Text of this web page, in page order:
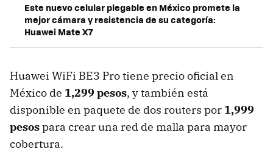
Este nuevo celular plegable en México promete la
mejor cámara y resistencia de su categoría:
Huawei Mate X7
Huawei WiFi BE3 Pro tiene precio oficial en
México de 1,299 pesos, y también está
disponible en paquete de dos routers por 1,999
pesospara crear una red de malla para mayor
cobertura.